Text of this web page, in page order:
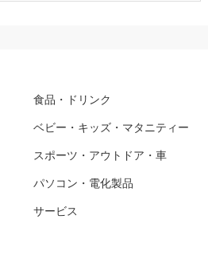
食品・ドリンク
ベビー・キッズ・マタニティー
スポーツ・アウトドア・車
パソコン・電化製品
サービス